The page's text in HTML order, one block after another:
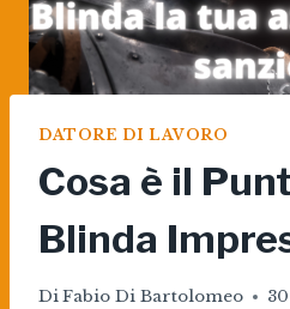
DATORE DI LAVORO
Cosa è il
Blinda
DiFabio Di Bartolomeo